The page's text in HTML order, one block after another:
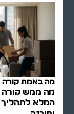
מה באמת קורה
מה ממש קורה
המלא לתהליך